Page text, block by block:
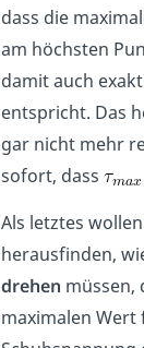
dass die
am höchsten
damit auch
entspricht. Das
gar nicht mehr
sofort, dass
Als letztes
herausfinden,
drehen müssen,
maximalen Wert